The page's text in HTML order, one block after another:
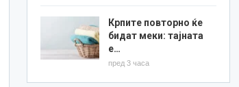
Крпите повторно ќе
бидат меки: тајната
е…
пред 3 часа